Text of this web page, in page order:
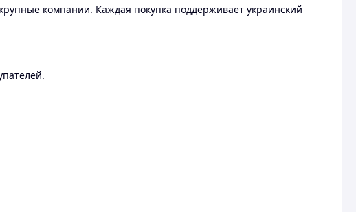
компании. Каждая покупка поддерживает украинский